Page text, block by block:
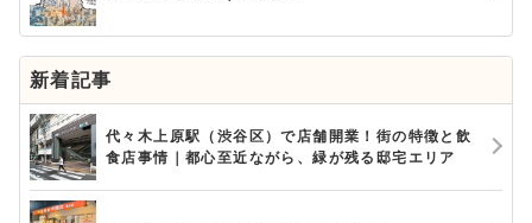
新着記事
代々木上原駅（渋谷区）で店舗開業！街の特徴と飲
食店事情｜都心至近ながら、緑が残る邸宅エリア